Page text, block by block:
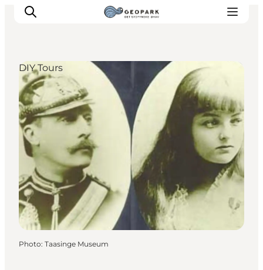
Explore the geopark
Geology
Videos
Om
DIY Tours
Photo: Taasinge Museum